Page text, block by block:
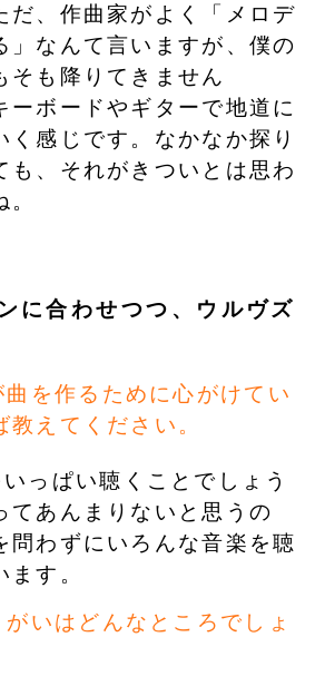
だ、作曲家がよく「メロデ
」なんて言いますが、僕の
そも降りてきません
ーボードやギターで地道に
く感じです。なかなか探り
も、それがきついとは思わ
に合わせつつ、ウルヴズ
を作るために心がけてい
教えてください。
っぱい聴くことでしょう
てあんまりないと思うの
問わずにいろんな音楽を聴
ます。
いはどんなところでしょ